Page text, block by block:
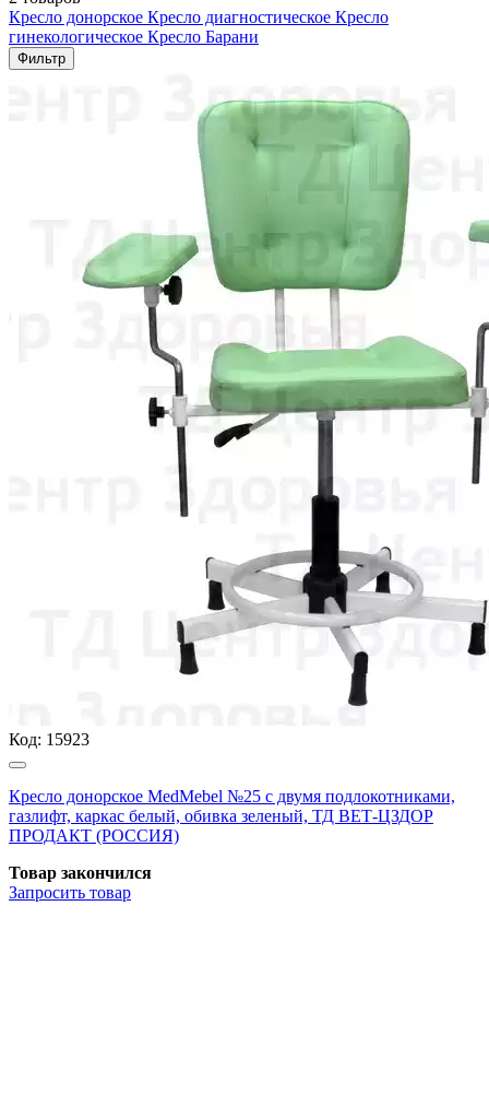
Кресло донорское Кресло диагностическое Кресло
гинекологическое Кресло Барани
Фильтр
Код: 15923
Кресло донорское MedMebel №25 с двумя подлокотниками,
газлифт, каркас белый, обивка зеленый, ТД ВЕТ-ЦЗДОР
ПРОДАКТ (РОССИЯ)
Товар закончился
Запросить товар